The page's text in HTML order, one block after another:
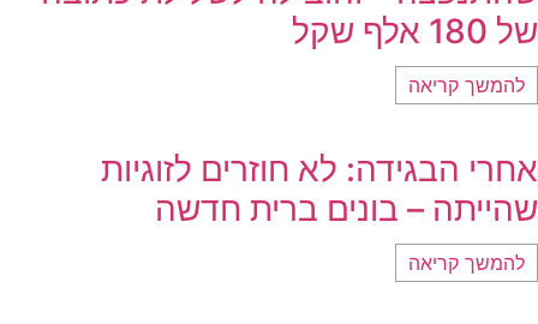
של 180 אלף שקל
להמשך קריאה
אחרי הבגידה: לא חוזרים לזוגיות
שהייתה – בונים ברית חדשה
להמשך קריאה